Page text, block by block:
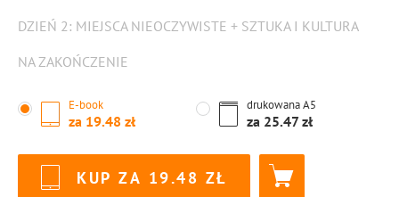
DZIEŃ 2: MIEJSCA NIEOCZYWISTE + SZTUKA I KULTURA
NA ZAKOŃCZENIE
E-book
za 19.48
drukowanaA5
za 25.47
KUP ZA 19.48